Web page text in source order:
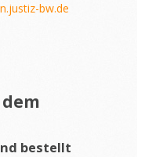
bw.de
bestellt